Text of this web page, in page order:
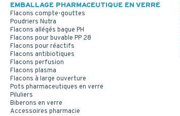
EMBALLAGE PHARMACEUTIQUE EN VERRE
Flacons compte-gouttes
Poudriers Nutra
Flacons allégés bague PH
Flacons pour buvable PP 28
Flacons pour réactifs
Flacons antibiotiques
Flacons perfusion
Flacons plasma
Flacons à large ouverture
Pots pharmaceutiques en verre
Piluliers
Biberons en verre
Accessoires pharmacie